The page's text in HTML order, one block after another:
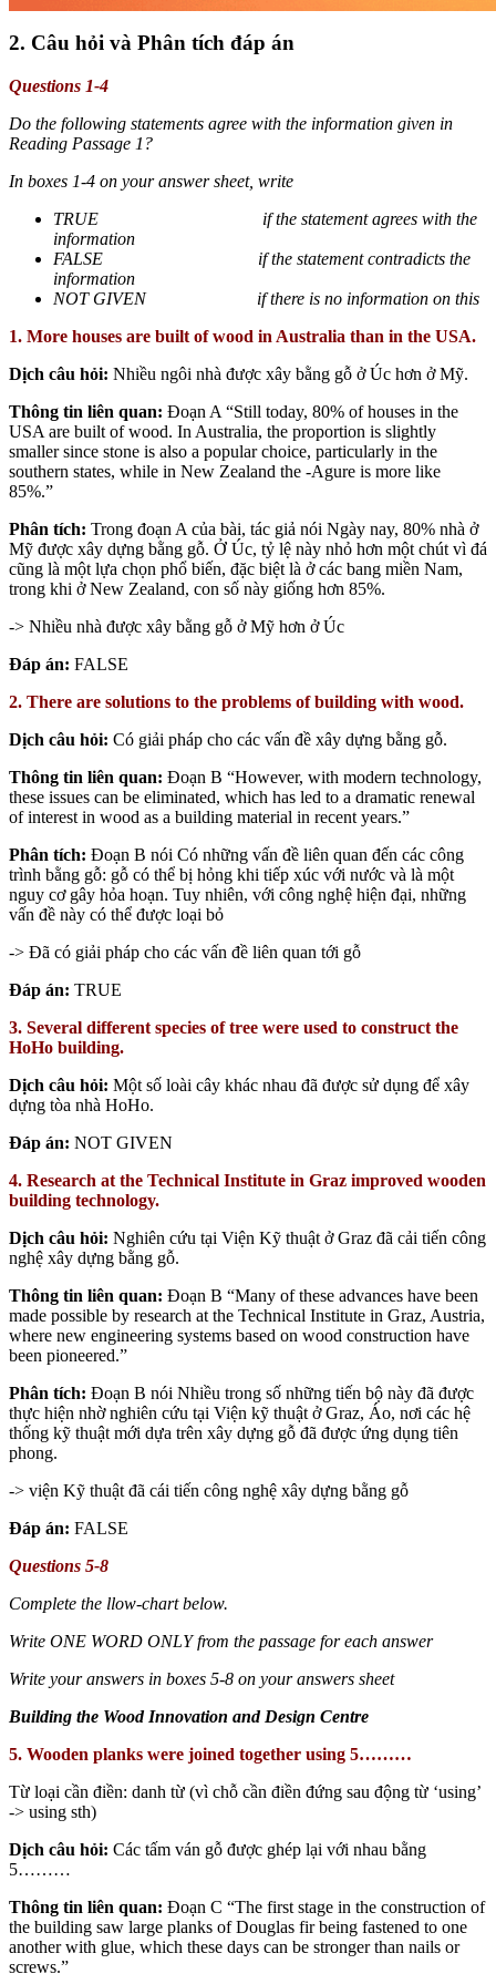
2. Câu hỏi và Phân tích đáp án
Questions 1-4
Do the following statements agree with the information given in
Reading Passage 1?
In boxes 1-4 on your answer sheet, write
TRUE if the statement agrees with the
information
FALSE if the statement contradicts the
information
NOT GIVEN if there is no information on this
1. More houses are built of wood in Australia than in the USA.
Dịch câu hỏi: Nhiều ngôi nhà được xây bằng gỗ ở Úc hơn ở Mỹ.
Thông tin liên quan: Đoạn A “Still today, 80% of houses in the
USA are built of wood. In Australia, the proportion is slightly
smaller since stone is also a popular choice, particularly in the
southern states, while in New Zealand the -Agure is more like
85%.”
Phân tích: Trong đoạn A của bài, tác giả nói Ngày nay, 80% nhà ở
Mỹ được xây dựng bằng gỗ. Ở Úc, tỷ lệ này nhỏ hơn một chút vì đá
cũng là một lựa chọn phổ biến, đặc biệt là ở các bang miền Nam,
trong khi ở New Zealand, con số này giống hơn 85%.
-> Nhiều nhà được xây bằng gỗ ở Mỹ hơn ở Úc
Đáp án: FALSE
2. There are solutions to the problems of building with wood.
Dịch câu hỏi: Có giải pháp cho các vấn đề xây dựng bằng gỗ.
Thông tin liên quan: Đoạn B “However, with modern technology,
these issues can be eliminated, which has led to a dramatic renewal
of interest in wood as a building material in recent years.”
Phân tích: Đoạn B nói Có những vấn đề liên quan đến các công
trình bằng gỗ: gỗ có thể bị hỏng khi tiếp xúc với nước và là một
nguy cơ gây hỏa hoạn. Tuy nhiên, với công nghệ hiện đại, những
vấn đề này có thể được loại bỏ
-> Đã có giải pháp cho các vấn đề liên quan tới gỗ
Đáp án: TRUE
3. Several different species of tree were used to construct the
HoHo building.
Dịch câu hỏi: Một số loài cây khác nhau đã được sử dụng để xây
dựng tòa nhà HoHo.
Đáp án: NOT GIVEN
4. Research at the Technical Institute in Graz improved wooden
building technology.
Dịch câu hỏi: Nghiên cứu tại Viện Kỹ thuật ở Graz đã cải tiến công
nghệ xây dựng bằng gỗ.
Thông tin liên quan: Đoạn B “Many of these advances have been
made possible by research at the Technical Institute in Graz, Austria,
where new engineering systems based on wood construction have
been pioneered.”
Phân tích: Đoạn B nói Nhiều trong số những tiến bộ này đã được
thực hiện nhờ nghiên cứu tại Viện kỹ thuật ở Graz, Áo, nơi các hệ
thống kỹ thuật mới dựa trên xây dựng gỗ đã được ứng dụng tiên
phong.
-> viện Kỹ thuật đã cái tiến công nghệ xây dựng bằng gỗ
Đáp án: FALSE
Questions 5-8
Complete the llow-chart below.
Write ONE WORD ONLY from the passage for each answer
Write your answers in boxes 5-8 on your answers sheet
Building the Wood Innovation and Design Centre
5. Wooden planks were joined together using 5………
Từ loại cần điền: danh từ (vì chỗ cần điền đứng sau động từ ‘using’
-> using sth)
Dịch câu hỏi: Các tấm ván gỗ được ghép lại với nhau bằng
5………
Thông tin liên quan: Đoạn C “The first stage in the construction of
the building saw large planks of Douglas fir being fastened to one
another with glue, which these days can be stronger than nails or
screws.”